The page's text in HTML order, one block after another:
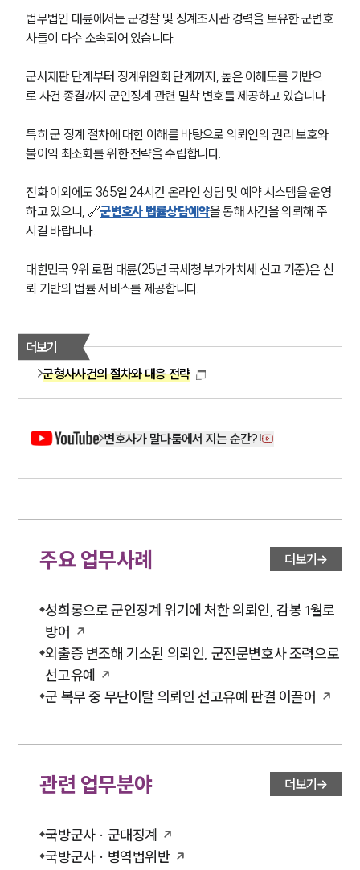
법무법인 대륜에서는 군경찰 및 징계조사관 경력을 보유한 군변호
사들이 다수 소속되어 있습니다.
군사재판 단계부터 징계위원회 단계까지, 높은 이해도를 기반으
로 사건 종결까지 군인징계 관련 밀착 변호를 제공하고 있습니다.
특히 군 징계 절차에 대한 이해를 바탕으로 의뢰인의 권리 보호와
불이익 최소화를 위한 전략을 수립합니다.
전화 이외에도 365일 24시간 온라인 상담 및 예약 시스템을 운영
하고 있으니, 🔗군변호사 법률상담예약을 통해 사건을 의뢰해 주
시길 바랍니다.
대한민국 9위 로펌 대륜(25년 국세청 부가가치세 신고 기준)은 신
뢰 기반의 법률 서비스를 제공합니다.
더보기
군형사사건의 절차와 대응 전략
변호사가 말다툼에서 지는 순간?!
주요 업무사례 더보기
성희롱으로 군인징계 위기에 처한 의뢰인, 감봉 1월로
방어
외출증 변조해 기소된 의뢰인, 군전문변호사 조력으로
선고유예
군 복무 중 무단이탈 의뢰인 선고유예 판결 이끌어
관련 업무분야 더보기
국방군사 · 군대징계
국방군사 · 병역법위반